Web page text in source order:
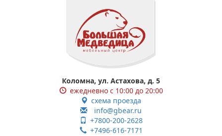
Коломна, ул. Астахова, д. 5
ежедневно с 10:00 до 20:00
схема проезда
info@gbear.ru
+7800-200-2628
+7496-616-7171